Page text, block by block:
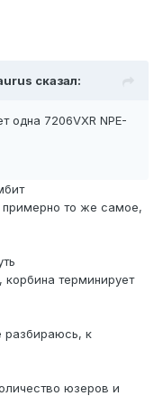
сказал:
одна 7206VXR NPE-
примерно то же самое,
корбина терминирует
разбираюсь, к
юзеров и